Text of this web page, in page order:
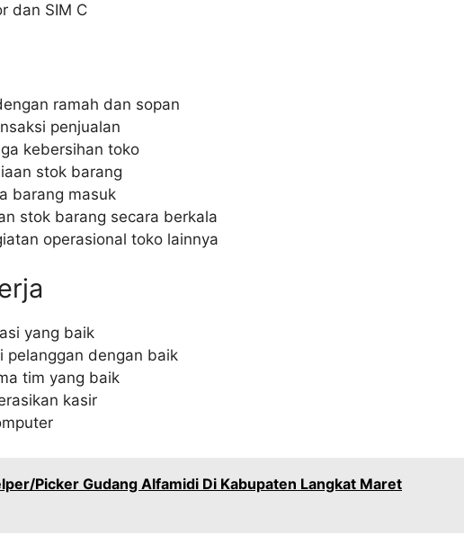
dan SIM C
ramah dan sopan
penjualan
kebersihan toko
stok barang
barang masuk
stok barang secara berkala
operasional toko lainnya
yang baik
pelanggan dengan baik
tim yang baik
kasir
Picker Gudang Alfamidi Di Kabupaten Langkat Maret